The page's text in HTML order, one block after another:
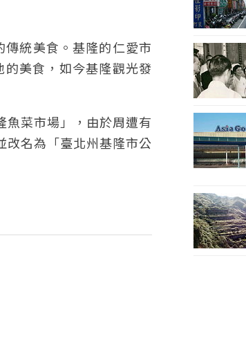
統美食。基隆的仁愛市
美食，如今基隆觀光發
菜市場」，由於周遭有
改名為「臺北州基隆市公